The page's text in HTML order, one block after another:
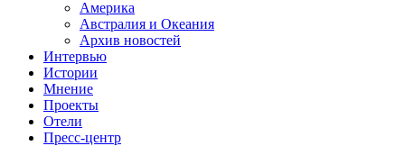
Америка
Австралия и Океания
Архив новостей
Интервью
Истории
Мнение
Проекты
Отели
Пресс-центр